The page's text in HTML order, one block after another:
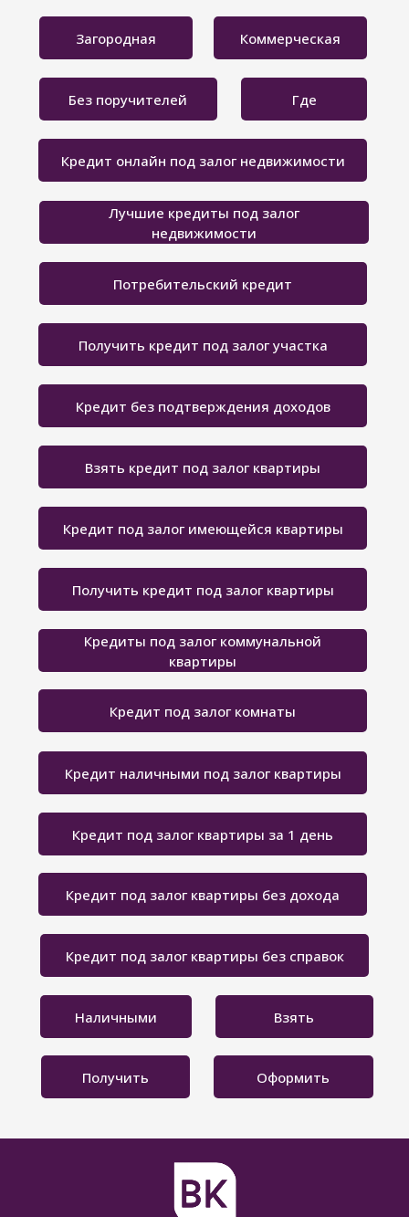
Получить
Взять
Оформить
Наличными
Кредит под залог квартиры без справок
Кредит под залог квартиры за 1 день
Кредит под залог квартиры без дохода
Кредит наличными под залог квартиры
Кредит под залог комнаты
Кредиты под залог коммунальной
квартиры
Получить кредит под залог квартиры
Кредит под залог имеющейся квартиры
Взять кредит под залог квартиры
Кредит без подтверждения доходов
Получить кредит под залог участка
Потребительский кредит
Лучшие кредиты под залог
недвижимости
Кредит онлайн под залог недвижимости
Без поручителей
Коммерческая
Загородная
Где